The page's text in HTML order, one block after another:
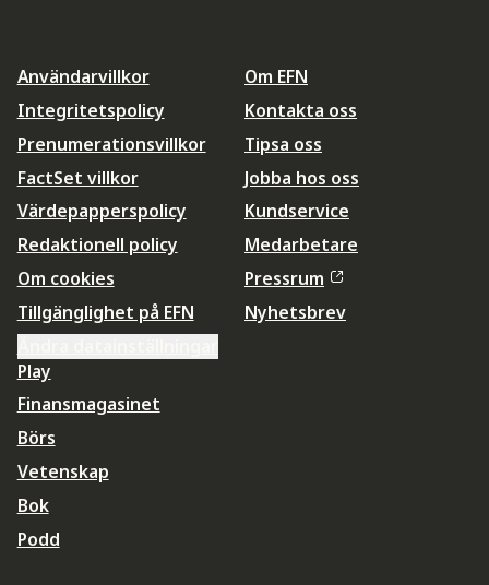
Användarvillkor
Integritetspolicy
Prenumerationsvillkor
FactSet villkor
Värdepapperspolicy
Redaktionell policy
Om cookies
Tillgänglighet på EFN
Om EFN
Kontakta oss
Tipsa oss
Jobba hos oss
Kundservice
Medarbetare
Pressrum
Nyhetsbrev
Play
Finansmagasinet
Börs
Vetenskap
Bok
Podd